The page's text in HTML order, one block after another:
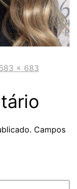
× 683
Campos